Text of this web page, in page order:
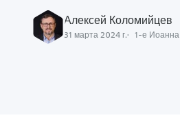
Алексей Коломийцев
31 марта 2024 г. 1-е Иоанна